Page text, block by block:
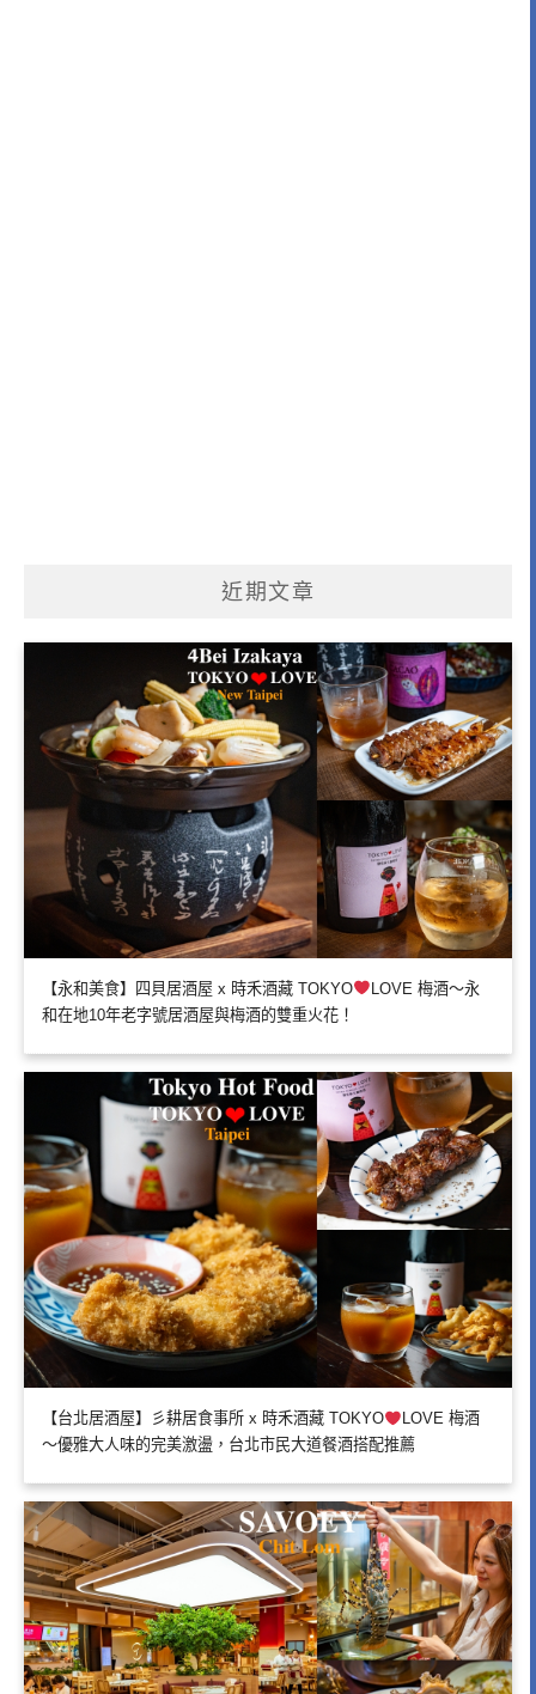
近期文章
【永和美食】四貝居酒屋 x 時禾酒藏 TOKYO
LOVE 梅酒～永
和在地10年老字號居酒屋與梅酒的雙重火花！
【台北居酒屋】彡耕居食事所 x 時禾酒藏 TOKYO
LOVE 梅酒
～優雅大人味的完美激盪，台北市民大道餐酒搭配推薦